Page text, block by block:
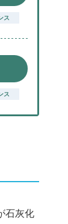
ス
ス
石灰化